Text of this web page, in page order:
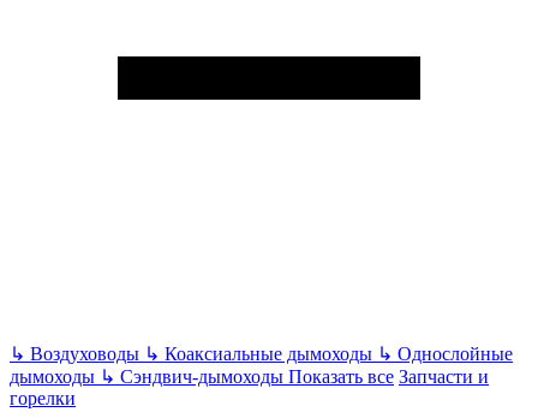
↳ Воздуховоды ↳ Коаксиальные дымоходы ↳ Однослойные
дымоходы ↳ Сэндвич-дымоходы Показать все Запчасти и
горелки